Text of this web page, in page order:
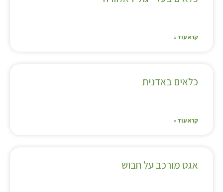
קרא עוד »
כלאים באדנית
קרא עוד »
אגס מורכב על חבוש